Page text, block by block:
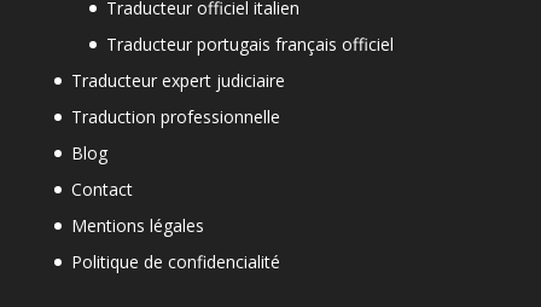
Traducteur officiel italien
Traducteur portugais français officiel
Traducteur expert judiciaire
Traduction professionnelle
Blog
Contact
Mentions légales
Politique de confidencialité